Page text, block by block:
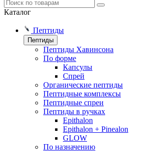
Каталог
Пептиды
Пептиды
Пептиды Хавинсона
По форме
Капсулы
Спрей
Органические пептиды
Пептидные комплексы
Пептидные спреи
Пептиды в ручках
Epithalon
Epithalon + Pinealon
GLOW
По назначению